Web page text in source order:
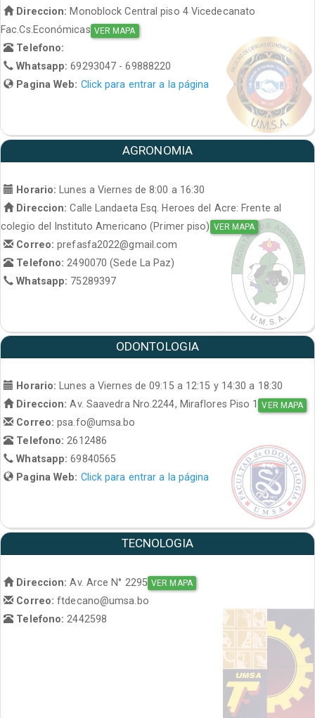
Direccion: Monoblock Central piso 4 Vicedecanato
Fac.Cs.Económicas VER MAPA
Telefono:
Whatsapp:69293047 - 69888220
Pagina Web: Click para entrar a la página
AGRONOMIA
Horario:
Lunes a Viernes de 8:00 a 16:30
Direccion: Calle Landaeta Esq. Heroes del Acre: Frente al
colegio del Instituto Americano (Primer piso) VER MAPA
Correo:prefasfa2022@gmail.com
Telefono: 2490070 (Sede La Paz)
Whatsapp: 75289397
ODONTOLOGIA
Horario: Lunes a Viernes de 09:15 a 12:15 y 14:30 a 18:30
Direccion: Av. Saavedra Nro.2244, Miraflores Piso 1 VER MAPA
Correo:psa.fo@umsa.bo
Telefono:2612486
Whatsapp:69840565
Pagina Web: Click para entrar a la página
TECNOLOGIA
Direccion: Av. Arce N° 2295 VER MAPA
Correo:ftdecano@umsa.bo
Telefono: 2442598